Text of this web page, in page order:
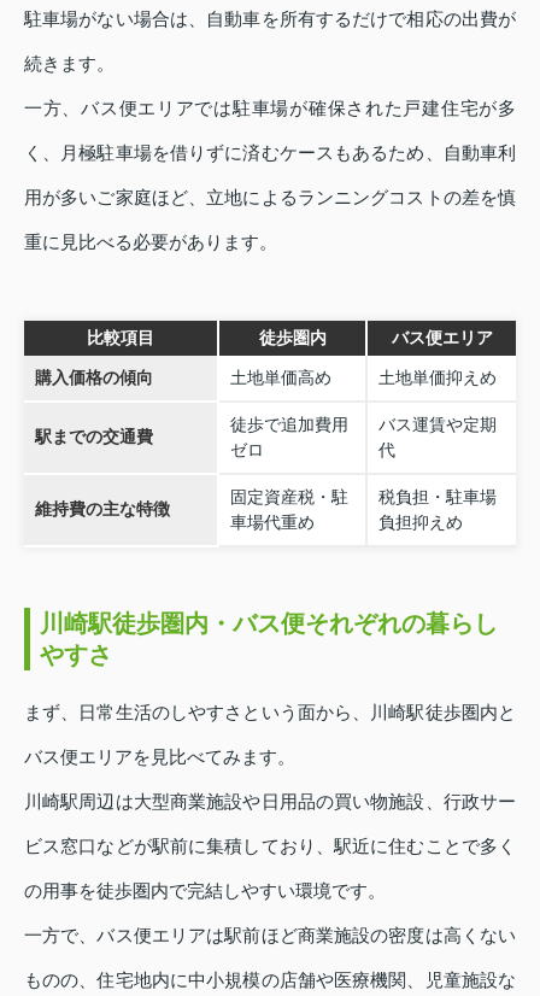
駐車場がない場合は、自動車を所有するだけで相応の出費が
続きます。
一方、バス便エリアでは駐車場が確保された戸建住宅が多
く、月極駐車場を借りずに済むケースもあるため、自動車利
用が多いご家庭ほど、立地によるランニングコストの差を慎
重に見比べる必要があります。
比較項目 徒歩圏内 バス便エリア
購入価格の傾向 土地単価高め 土地単価抑えめ
駅までの交通費
徒歩で追加費用
ゼロ
バス運賃や定期
代
維持費の主な特徴
固定資産税・駐
車場代重め
税負担・駐車場
負担抑えめ
川崎駅徒歩圏内・バス便それぞれの暮らし
やすさ
まず、日常生活のしやすさという面から、川崎駅徒歩圏内と
バス便エリアを見比べてみます。
川崎駅周辺は大型商業施設や日用品の買い物施設、行政サー
ビス窓口などが駅前に集積しており、駅近に住むことで多く
の用事を徒歩圏内で完結しやすい環境です。
一方で、バス便エリアは駅前ほど商業施設の密度は高くない
ものの、住宅地内に中小規模の店舗や医療機関、児童施設な